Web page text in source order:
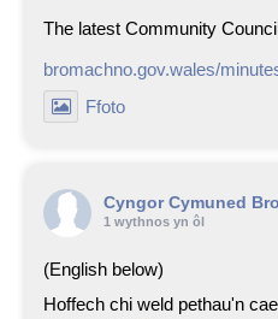
The latest Community
bromachno.gov.wales/
Ffoto
Cyngor Cymuned
1 wythnos yn ôl
(English below)
Hoffech chi weld pethau'n